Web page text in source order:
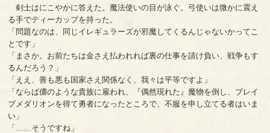
剣士はにこやかに答えた。魔法使いの目が泳ぐ。弓使いは微かに震え
る手でティーカップを持った。
「問題なのは、同じイレギュラーズが邪魔してくるんじゃないかってこ
とです」
「まさか。お前たちは金さえ払われれば裏の仕事を請け負い、戦争もす
るんだろう？」
「ええ、善も悪も国家さえ関係なく、我々は平等ですよ」
「ならば儂のような貴族に雇われ、『偶然現れた』魔物を倒し、ブレイ
ブメダリオンを得て勇者になったところで、不服を申し立てる者はいま
い」
「……そうですね」